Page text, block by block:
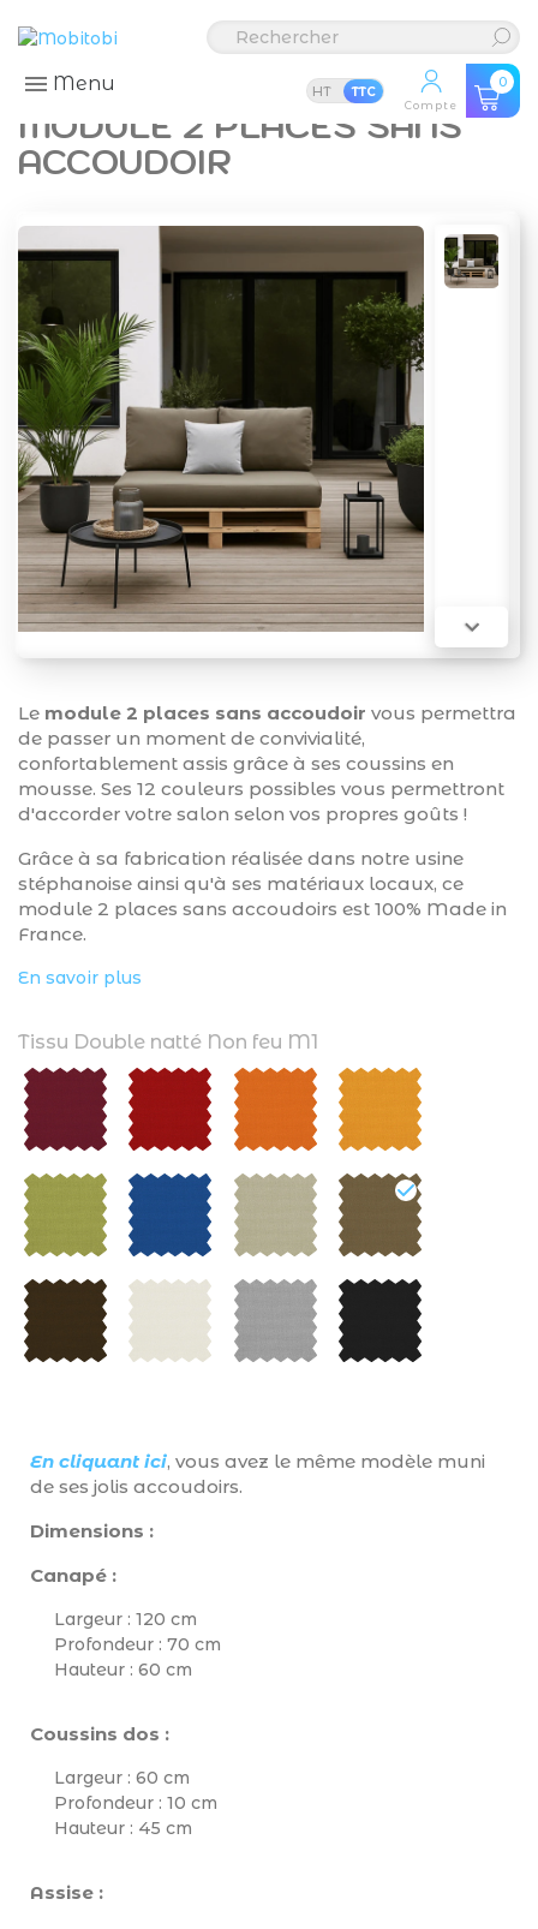
Menu HT TTC
Compte
0
MODULE 2 PLACES SANS
ACCOUDOIR

Le module 2 places sans accoudoir vous permettra
de passer un moment de convivialité,
confortablement assis grâce à ses coussins en
mousse. Ses 12 couleurs possibles vous permettront
d'accorder votre salon selon vos propres goûts !
Grâce à sa fabrication réalisée dans notre usine
stéphanoise ainsi qu'à ses matériaux locaux, ce
module 2 places sans accoudoirs est 100% Made in
France.
En savoir plus
Tissu Double natté Non feu M1
En cliquant ici, vous avez le même modèle muni
de ses jolis accoudoirs.
Dimensions :
Canapé :
Largeur : 120 cm
Profondeur : 70 cm
Hauteur : 60 cm
Coussins dos :
Largeur : 60 cm
Profondeur : 10 cm
Hauteur : 45 cm
Assise :